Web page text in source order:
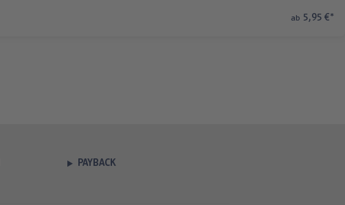
ab 5,95 €*
PAYBACK